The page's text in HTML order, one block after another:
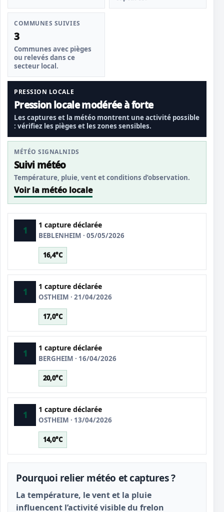
COMMUNES SUIVIES
3
Communes avec pièges
ou relevés dans ce
secteur local.
PRESSION LOCALE
Pression locale modérée à forte
Les captures et la météo montrent une activité possible
: vérifiez les pièges et les zones sensibles.
MÉTÉO SIGNALNIDS
Suivi météo
Température, pluie, vent et conditions d’observation.
Voir la météo locale
1
1 capture déclarée
BEBLENHEIM · 05/05/2026
16,4°C
1
1 capture déclarée
OSTHEIM · 21/04/2026
17,0°C
1
1 capture déclarée
BERGHEIM · 16/04/2026
20,0°C
1
1 capture déclarée
OSTHEIM · 13/04/2026
14,0°C
Pourquoi relier météo et captures ?
La température, le vent et la pluie
influencent l’activité visible du frelon